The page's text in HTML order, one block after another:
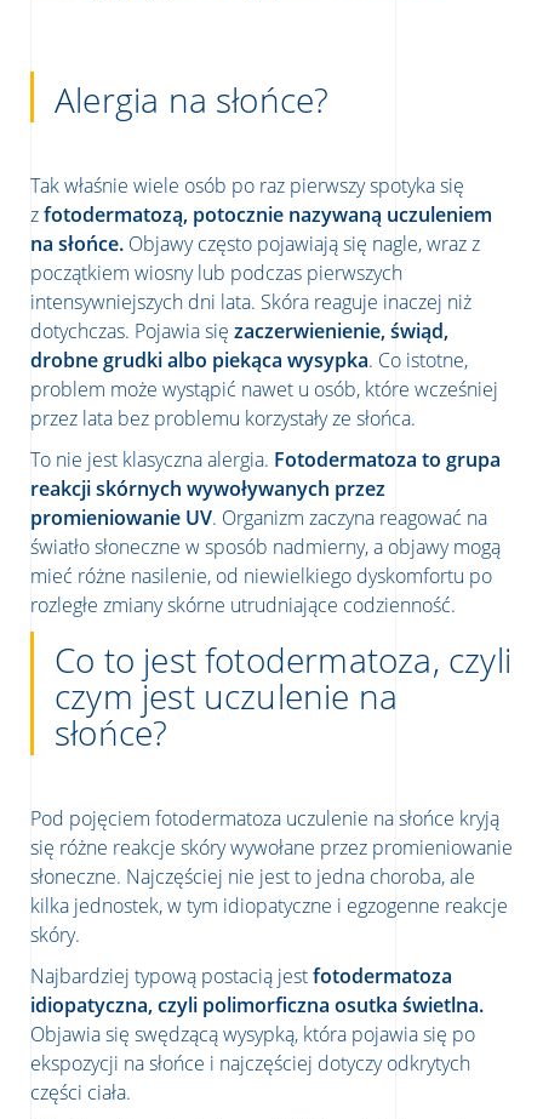
Alergia na słońce?
Tak właśnie wiele osób po raz pierwszy spotyka się
zfotodermatozą, potocznie nazywaną uczuleniem
na słońce. Objawy często pojawiają się nagle, wraz z
początkiem wiosny lub podczas pierwszych
intensywniejszych dni lata. Skóra reaguje inaczej niż
dotychczas. Pojawia się zaczerwienienie, świąd,
drobne grudki albo piekąca wysypka. Co istotne,
problem może wystąpić nawet u osób, które wcześniej
przez lata bez problemu korzystały ze słońca.
To nie jest klasyczna alergia. Fotodermatoza to grupa
reakcji skórnych wywoływanych przez
promieniowanie UV. Organizm zaczyna reagować na
światło słoneczne w sposób nadmierny, a objawy mogą
mieć różne nasilenie, od niewielkiego dyskomfortu po
rozległe zmiany skórne utrudniające codzienność.
Co to jest fotodermatoza, czyli
czym jest uczulenie na
słońce?
Pod pojęciem fotodermatoza uczulenie na słońce kryją
się różne reakcje skóry wywołane przez promieniowanie
słoneczne. Najczęściej nie jest to jedna choroba, ale
kilka jednostek, w tym idiopatyczne i egzogenne reakcje
skóry.
Najbardziej typową postacią jestfotodermatoza
idiopatyczna, czyli polimorficzna osutka świetlna.
Objawia się swędzącą wysypką, która pojawia się po
ekspozycji na słońce i najczęściej dotyczy odkrytych
części ciała.